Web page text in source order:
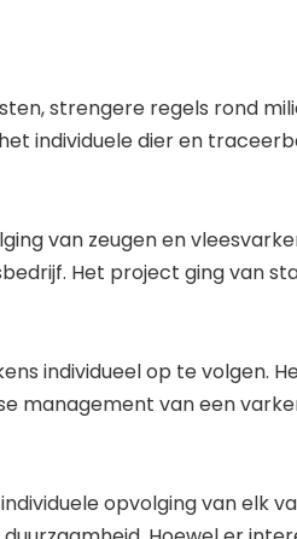
strengere regels rond
individuele dier en
van zeugen en
Het project ging van
individueel op te volgen.
management van een
opvolging van elk